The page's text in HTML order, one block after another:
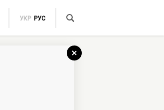
УКР РУС